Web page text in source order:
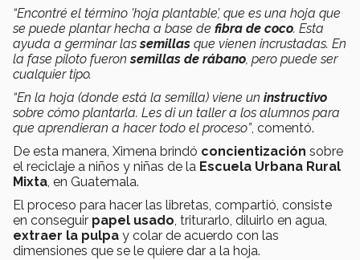
“Encontré el término 'hoja plantable’, que es una hoja que
se puede plantar hecha a base de fibra de coco. Esta
ayuda a germinar lassemillas que vienen incrustadas. En
la fase piloto fueronsemillas de rábano, pero puede ser
cualquier tipo.
“En la hoja (donde está la semilla) viene un instructivo
sobre cómo plantarla. Les di un taller a los alumnos para
que aprendieran a hacer todo el proceso”, comentó.
De esta manera, Ximena brindó concientización sobre
el reciclaje a niños y niñas de la Escuela Urbana Rural
Mixta, en Guatemala.
El proceso para hacer las libretas, compartió, consiste
en conseguir papel usado, triturarlo, diluirlo en agua,
extraer la pulpa y colar de acuerdo con las
dimensiones que se le quiere dar a la hoja.